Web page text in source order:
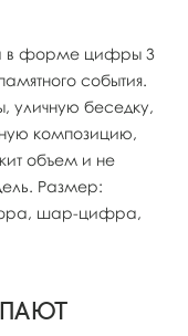
в форме цифры 3
события.
уличную беседку,
композицию,
объем и не
Размер:
шар-цифра,